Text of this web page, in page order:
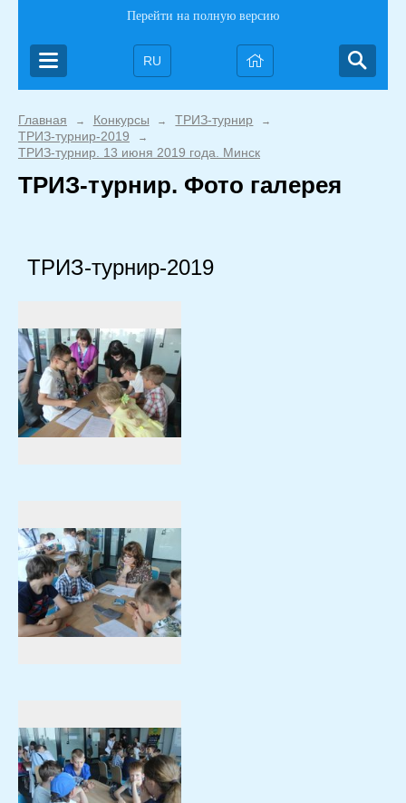
Перейти на полную версию
RU
Главная → Конкурсы → ТРИЗ-турнир →
ТРИЗ-турнир-2019 →
ТРИЗ-турнир. 13 июня 2019 года. Минск
ТРИЗ-турнир. Фото галерея
ТРИЗ-турнир-2019